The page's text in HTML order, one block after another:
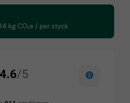
kg CO₂e / per styck